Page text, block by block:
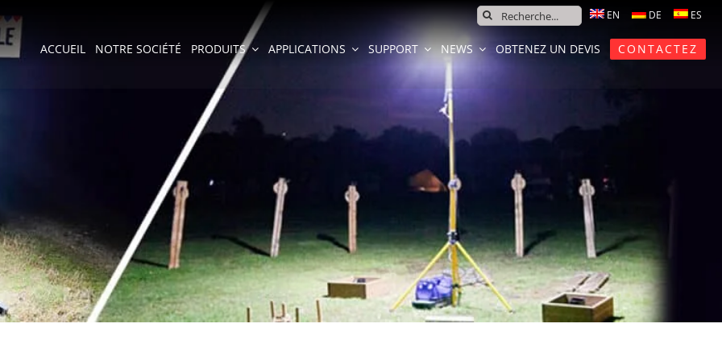
SEARCH
FOR:
ACCUEIL NOTRE SOCIÉTÉ PRODUITS APPLICATIONS SUPPORT NEWS OBTENEZ UN DEVIS CONTACTEZ